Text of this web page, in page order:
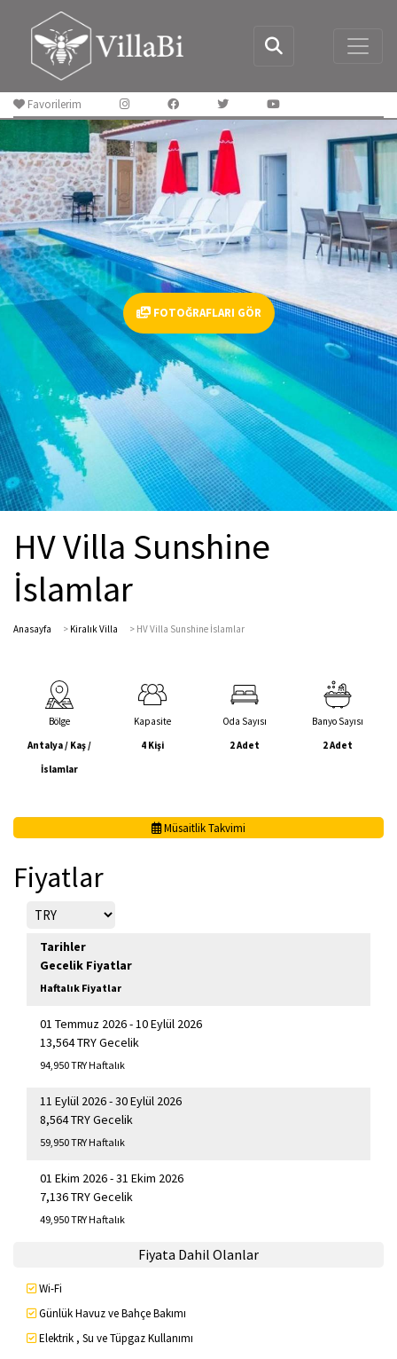
Favorilerim
FOTOĞRAFLARI GÖR
HV Villa Sunshine
İslamlar
Anasayfa > Kiralık Villa > HV Villa Sunshine İslamlar
Bölge
Antalya / Kaş /
İslamlar
Kapasite
4 Kişi
Oda Sayısı
2 Adet
Banyo Sayısı
2 Adet
Müsaitlik Takvimi
Fiyatlar
Tarihler
Gecelik Fiyatlar
Haftalık Fiyatlar
01 Temmuz 2026 - 10 Eylül 2026
13,564 TRY Gecelik
94,950 TRY Haftalık
11 Eylül 2026 - 30 Eylül 2026
8,564 TRY Gecelik
59,950 TRY Haftalık
01 Ekim 2026 - 31 Ekim 2026
7,136 TRY Gecelik
49,950 TRY Haftalık
Fiyata Dahil Olanlar
Wi-Fi
Günlük Havuz ve Bahçe Bakımı
Elektrik , Su ve Tüpgaz Kullanımı